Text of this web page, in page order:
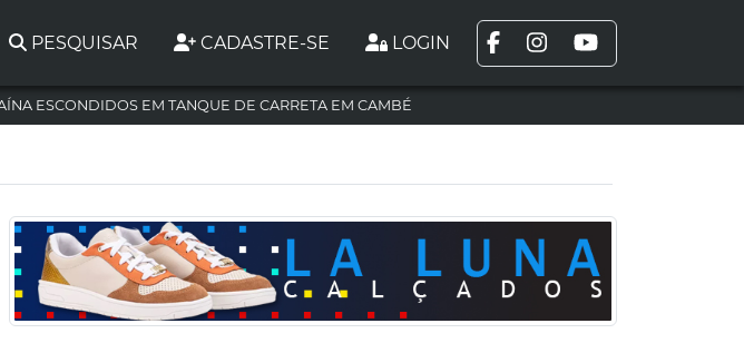
PESQUISAR CADASTRE-SE LOGIN
ESCONDIDOS EM TANQUE DE CARRETA EM CAMBÉ